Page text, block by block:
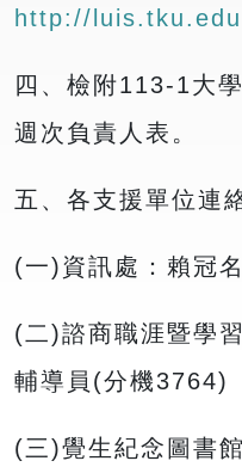
http://
四、檢附113-1大
週次負責人表。
五、各支援單位連
(一)資訊處：賴冠
(二)諮商職涯暨學
輔導員(分機3764)
(三)覺生紀念圖書